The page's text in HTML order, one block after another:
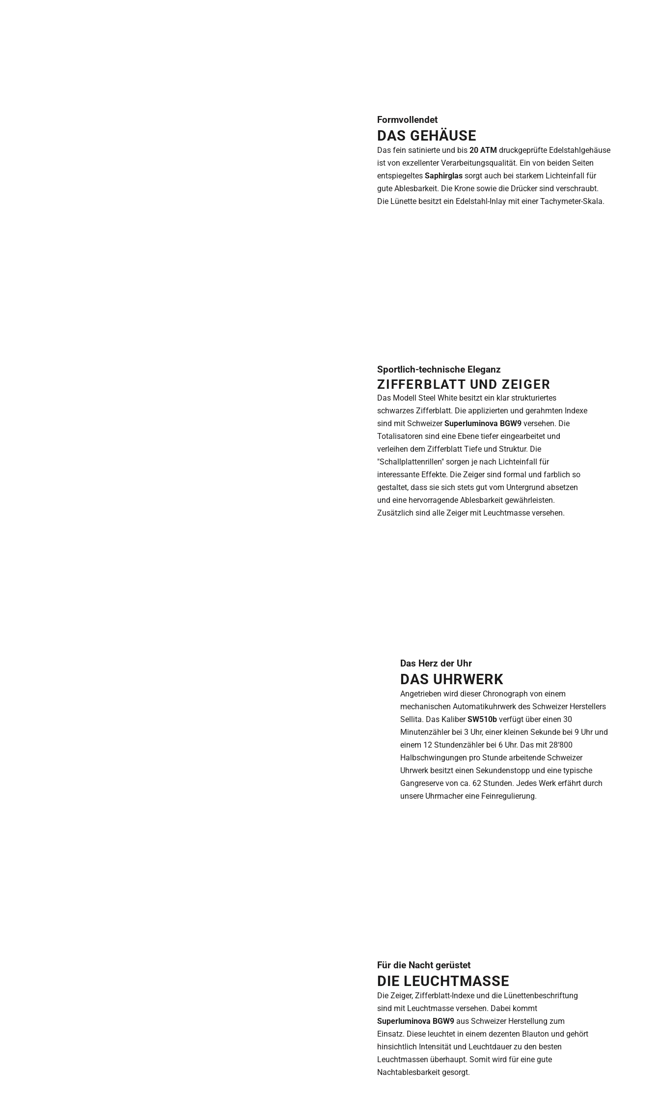
Formvollendet
DAS GEHÄUSE
Das fein satinierte und bis 20 ATM druckgeprüfte Edelstahlgehäuse
ist von exzellenter Verarbeitungsqualität. Ein von beiden Seiten
entspiegeltes Saphirglas sorgt auch bei starkem Lichteinfall für
gute Ablesbarkeit. Die Krone sowie die Drücker sind verschraubt.
Die Lünette besitzt ein Edelstahl-Inlay mit einer Tachymeter-Skala.
Sportlich-technische Eleganz
ZIFFERBLATT UND ZEIGER
Das Modell Steel White besitzt ein klar strukturiertes
schwarzes Zifferblatt. Die applizierten und gerahmten Indexe
sind mit SchweizerSuperluminova BGW9 versehen. Die
Totalisatoren sind eine Ebene tiefer eingearbeitet und
verleihen dem Zifferblatt Tiefe und Struktur. Die
"Schallplattenrillen" sorgen je nach Lichteinfall für
interessante Effekte. Die Zeiger sind formal und farblich so
gestaltet, dass sie sich stets gut vom Untergrund absetzen
und eine hervorragende Ablesbarkeit gewährleisten.
Zusätzlich sind alle Zeiger mit Leuchtmasse versehen.
Das Herz der Uhr
DAS UHRWERK
Angetrieben wird dieser Chronograph von einem
mechanischen Automatikuhrwerk des Schweizer Herstellers
Sellita. Das KaliberSW510b verfügt über einen 30
Minutenzähler bei 3 Uhr, einer kleinen Sekunde bei 9 Uhr und
einem 12 Stundenzähler bei 6 Uhr. Das mit 28‘800
Halbschwingungen pro Stunde arbeitende Schweizer
Uhrwerk besitzt einen Sekundenstopp und eine typische
Gangreserve von ca. 62 Stunden. Jedes Werk erfährt durch
unsere Uhrmacher eine Feinregulierung.
Für die Nacht gerüstet
DIE LEUCHTMASSE
Die Zeiger, Zifferblatt-Indexe und die Lünettenbeschriftung
sind mit Leuchtmasse versehen. Dabei kommt
Superluminova BGW9 aus Schweizer Herstellung zum
Einsatz. Diese leuchtet in einem dezenten Blauton und gehört
hinsichtlich Intensität und Leuchtdauer zu den besten
Leuchtmassen überhaupt. Somit wird für eine gute
Nachtablesbarkeit gesorgt.